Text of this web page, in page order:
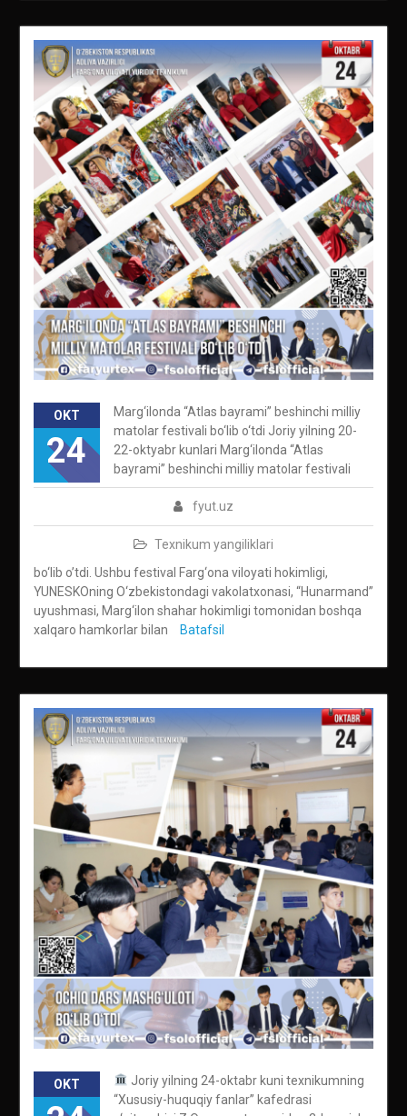
OKT
24
fyut.uz
Texnikum yangiliklari
Marg‘ilonda “Atlas bayrami” beshinchi milliy
matolar festivali bo‘lib o‘tdi Joriy yilning 20-
22-oktyabr kunlari Marg‘ilonda “Atlas
bayrami” beshinchi milliy matolar festivali
bo‘lib o’tdi. Ushbu festival Farg‘ona viloyati hokimligi,
YUNESKOning O‘zbekistondagi vakolatxonasi, “Hunarmand”
uyushmasi, Marg‘ilon shahar hokimligi tomonidan boshqa
xalqaro hamkorlar bilan
Batafsil
OKT
Joriy yilning 24-oktabr kuni texnikumning
“Xususiy-huquqiy fanlar” kafedrasi